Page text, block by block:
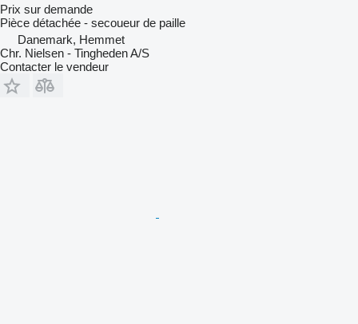
Prix sur demande
Pièce détachée - secoueur de paille
Danemark, Hemmet
Chr. Nielsen - Tingheden A/S
Contacter le vendeur